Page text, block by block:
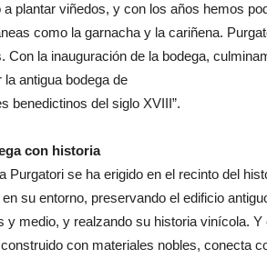
a plantar viñedos, y con los años hemos
como la garnacha y la cariñena.
Con la inauguración de la bodega,
la antigua bodega de
benedictinos del siglo XVIII”.
con historia
Purgatori se ha erigido en el recinto del
en su entorno, preservando el edificio
y medio, y realzando su historia vinícola.
con materiales nobles, conecta